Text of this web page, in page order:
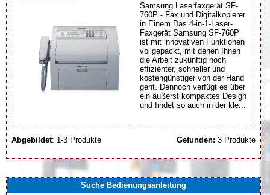
Samsung Laserfaxgerät SF-
760P - Fax und Digitalkopierer
in Einem Das 4-in-1-Laser-
Faxgerät Samsung SF-760P
ist mit innovativen Funktionen
vollgepackt, mit denen Ihnen
die Arbeit zukünftig noch
effizienter, schneller und
kostengünstiger von der Hand
geht. Dennoch verfügt es über
ein äußerst kompaktes Design
und findet so auch in der kle...
Abgebildet: 1-3 Produkte Gefunden: 3 Produkte
Suche Bedienungsanleitung